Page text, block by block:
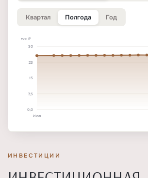
Квартал Полгода Год
30
23
15
7,5
0,0
млн ₽
Июл
ИНВЕСТИЦИИ